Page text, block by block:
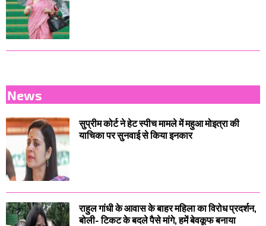
News
सुप्रीम कोर्ट ने हेट स्पीच मामले में महुआ मोइत्रा की
याचिका पर सुनवाई से किया इनकार
राहुल गांधी के आवास के बाहर महिला का विरोध प्रदर्शन,
बोली- टिकट के बदले पैसे मांगे, हमें बेवकूफ बनाया